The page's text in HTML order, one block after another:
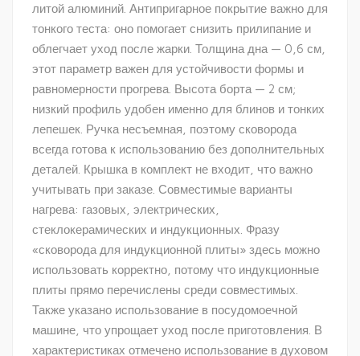
литой алюминий. Антипригарное покрытие важно для
тонкого теста: оно помогает снизить прилипание и
облегчает уход после жарки. Толщина дна — 0,6 см,
этот параметр важен для устойчивости формы и
равномерности прогрева. Высота борта — 2 см;
низкий профиль удобен именно для блинов и тонких
лепешек. Ручка несъемная, поэтому сковорода
всегда готова к использованию без дополнительных
деталей. Крышка в комплект не входит, что важно
учитывать при заказе. Совместимые варианты
нагрева: газовых, электрических,
стеклокерамических и индукционных. Фразу
«сковорода для индукционной плиты» здесь можно
использовать корректно, потому что индукционные
плиты прямо перечислены среди совместимых.
Также указано использование в посудомоечной
машине, что упрощает уход после приготовления. В
характеристиках отмечено использование в духовом